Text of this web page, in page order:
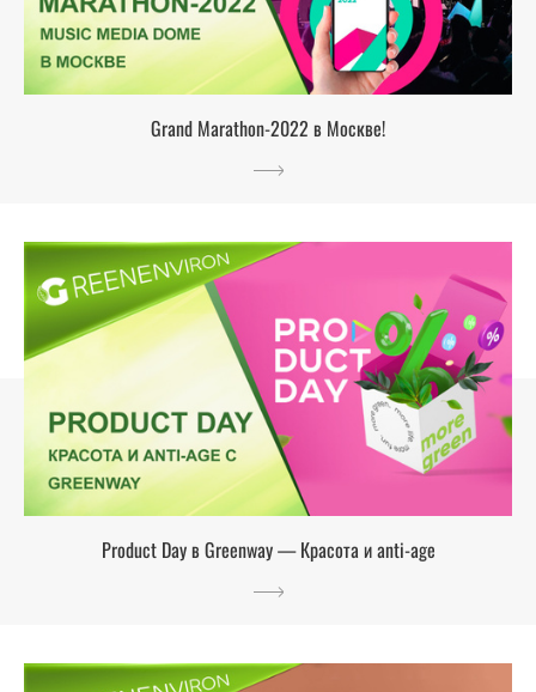
Grand Marathon-2022 в Москве!
Product Day в Greenway — Красота и anti-age